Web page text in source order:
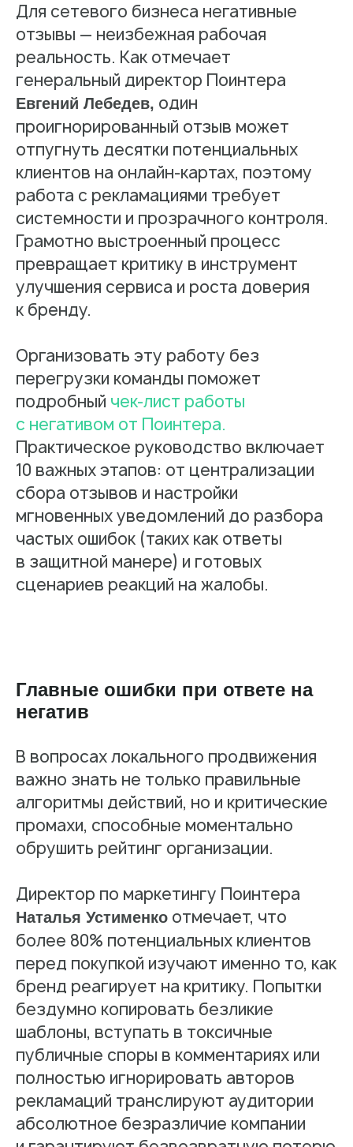
Для сетевого бизнеса негативные
отзывы — неизбежная рабочая
реальность. Как отмечает
генеральный директор Поинтера
Евгений Лебедев, один
проигнорированный отзыв может
отпугнуть десятки потенциальных
клиентов на онлайн-картах, поэтому
работа с рекламациями требует
системности и прозрачного контроля.
Грамотно выстроенный процесс
превращает критику в инструмент
улучшения сервиса и роста доверия
к бренду.
Организовать эту работу без
перегрузки команды поможет
подробный чек-лист работы
с негативом от Поинтера.
Практическое руководство включает
10 важных этапов: от централизации
сбора отзывов и настройки
мгновенных уведомлений до разбора
частых ошибок (таких как ответы
в защитной манере) и готовых
сценариев реакций на жалобы.
Главные ошибки при ответе на
негатив
В вопросах локального продвижения
важно знать не только правильные
алгоритмы действий, но и критические
промахи, способные моментально
обрушить рейтинг организации.
Директор по маркетингу Поинтера
Наталья Устименко отмечает, что
более 80% потенциальных клиентов
перед покупкой изучают именно то, как
бренд реагирует на критику. Попытки
бездумно копировать безликие
шаблоны, вступать в токсичные
публичные споры в комментариях или
полностью игнорировать авторов
рекламаций транслируют аудитории
абсолютное безразличие компании